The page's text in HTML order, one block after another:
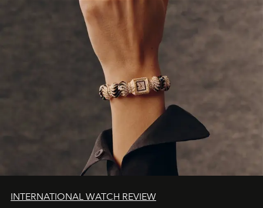
INTERNATIONAL WATCH REVIEW